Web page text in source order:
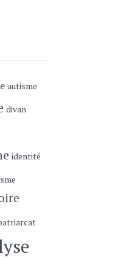
autisme
divan
identité